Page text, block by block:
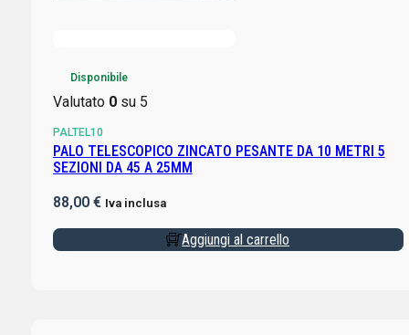
Disponibile
Valutato 0su 5
PALTEL10
PALO TELESCOPICO ZINCATO PESANTE DA 10 METRI 5
SEZIONI DA 45 A 25MM
88,00 € Iva inclusa
Aggiungi al carrello